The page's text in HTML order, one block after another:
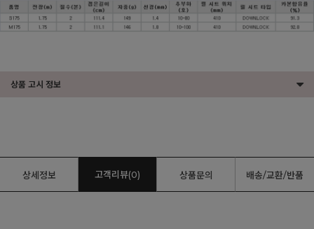
상품 고시 정보
상세정보 고객리뷰(0) 상품문의 배송/교환/반품